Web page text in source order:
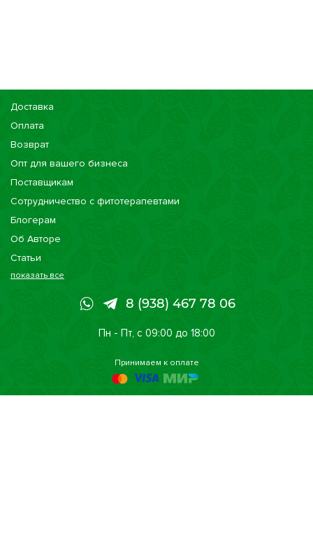
Доставка
Оплата
Возврат
Опт для вашего бизнеса
Поставщикам
Сотрудничество с фитотерапевтами
Блогерам
Об Авторе
Статьи
Консультации
Наши магазины
показать все
8 (938) 467 78 06
Пн - Пт, с 09:00 до 18:00
Принимаем к оплате